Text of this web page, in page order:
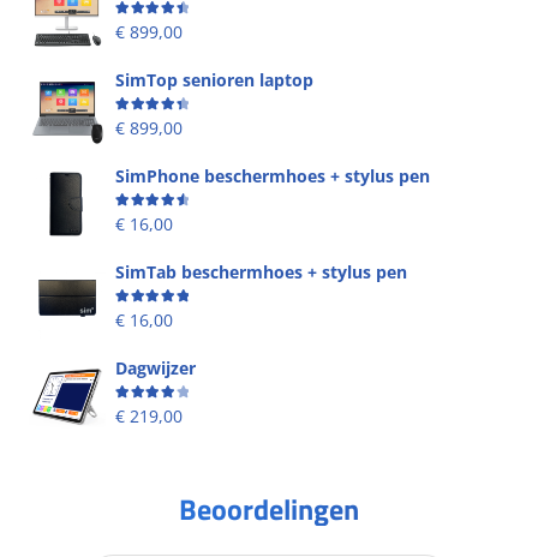
Beoordeling
€ 899,00
SimTop senioren laptop
Beoordeling
€ 899,00
SimPhone beschermhoes + stylus pen
Beoordeling
€ 16,00
SimTab beschermhoes + stylus pen
Beoordeling
€ 16,00
Dagwijzer
Beoordeling
€ 219,00
Beoordelingen